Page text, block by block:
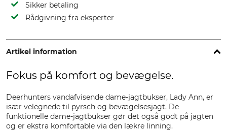
Sikker betaling
Rådgivning fra eksperter
Artikel information
Fokus på komfort og bevægelse.
Deerhunters vandafvisende dame-jagtbukser, Lady Ann, er
især velegnede til pyrsch og bevægelsesjagt. De
funktionelle dame-jagtbukser gør det også godt på jagten
og er ekstra komfortable via den lækre linning.